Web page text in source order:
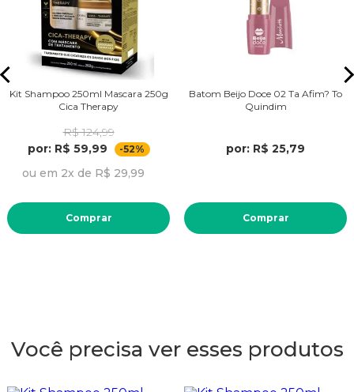
Kit Shampoo 250ml Mascara 250g
Cica Therapy
R$ 124,99
por: R$ 59,99
-52%
ou em 2x de R$ 29,99
Comprar
Batom Beijo Doce 02 Ta Afim? To
Quindim
por: R$ 25,79
Comprar
Você precisa ver esses produtos